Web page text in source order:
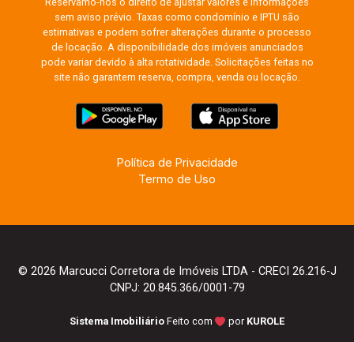
sem aviso prévio. Taxas como condomínio e IPTU são
estimativas e podem sofrer alterações durante o processo
de locação. A disponibilidade dos imóveis anunciados
pode variar devido à alta rotatividade. Solicitações feitas no
site não garantem reserva, compra, venda ou locação.
Política de Privacidade
Termo de Uso
© 2026 Marcucci Corretora de Imóveis LTDA - CRECI 26.216-J
CNPJ: 20.845.366/0001-79
Sistema Imobiliário Feito com por KUROLE